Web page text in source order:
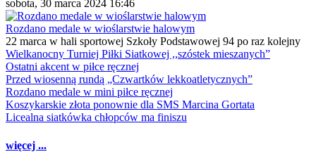
sobota, 30 marca 2024 16:46
Rozdano medale w wioślarstwie halowym
22 marca w hali sportowej Szkoły Podstawowej 94 po raz kolejny
Wielkanocny Turniej Piłki Siatkowej ,,szóstek mieszanych”
Ostatni akcent w piłce ręcznej
Przed wiosenną rundą „Czwartków lekkoatletycznych”
Rozdano medale w mini piłce ręcznej
Koszykarskie złota ponownie dla SMS Marcina Gortata
Licealna siatkówka chłopców ma finiszu
więcej ...